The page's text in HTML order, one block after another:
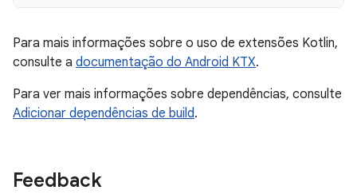
Para mais informações sobre o uso de extensões Kotlin,
consulte a documentação do Android KTX.
Para ver mais informações sobre dependências, consulte
Adicionar dependências de build.
Feedback